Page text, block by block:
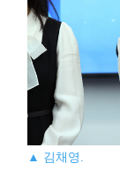
▲ 김채영.